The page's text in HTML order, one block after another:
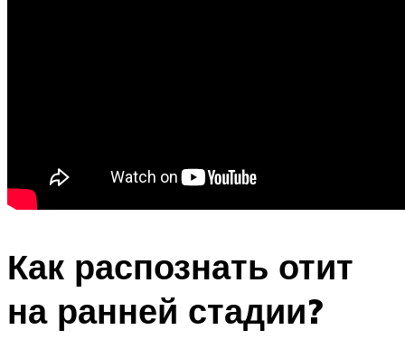
Как распознать отит
на ранней стадии?